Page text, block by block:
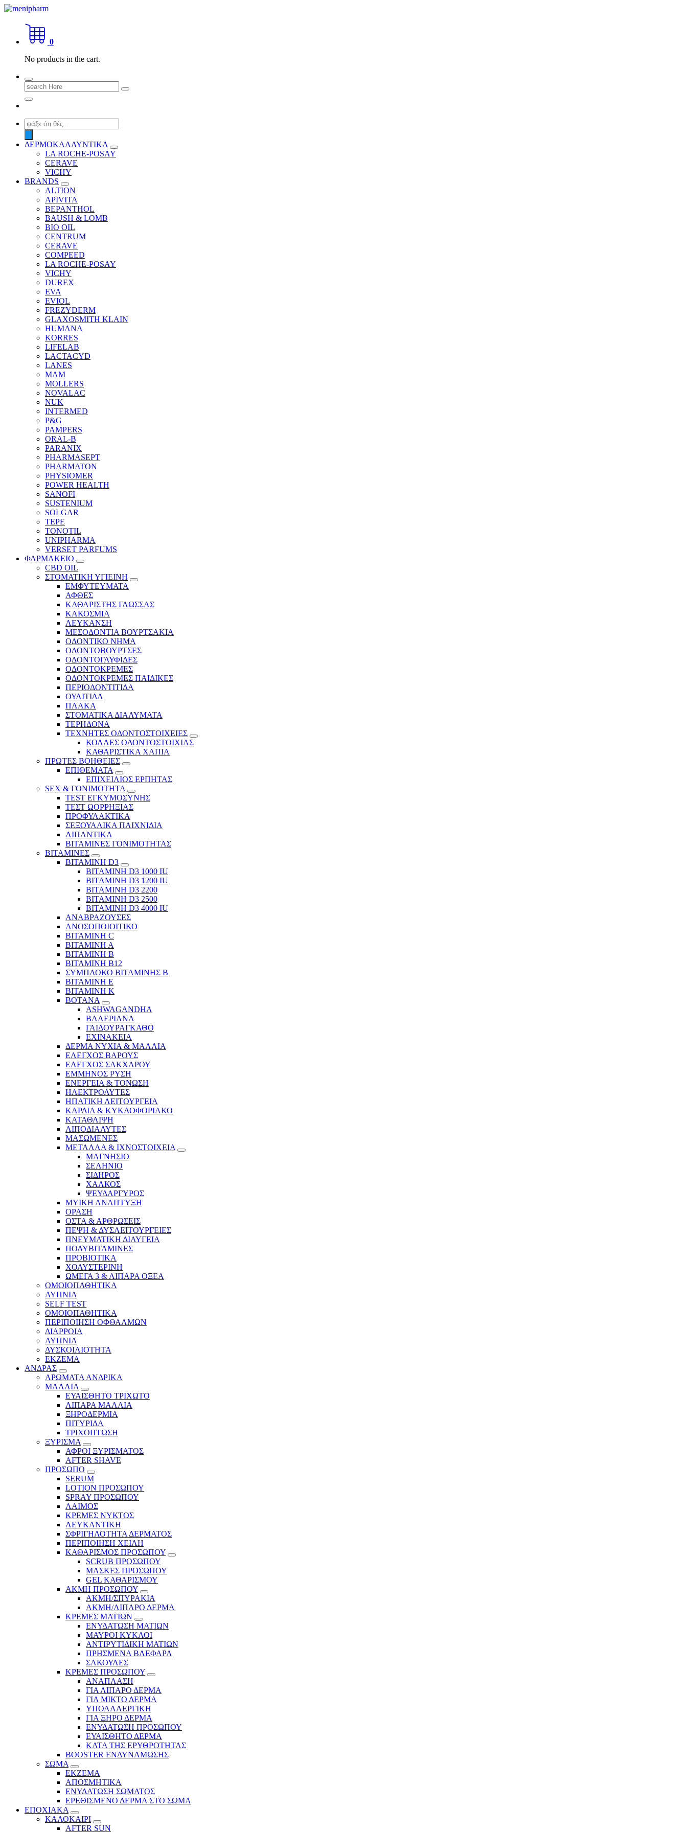
Skip
content
shop 2 easily
0
No products in the cart.
Search
for:
Products
search
ΔΕΡΜΟΚΑΛΛΥΝΤΙΚΑ
LA ROCHE-POSAY
CERAVE
VICHY
BRANDS
ALTION
APIVITA
BEPANTHOL
BAUSH & LOMB
BIO OIL
CENTRUM
CERAVE
COMPEED
LA ROCHE-POSAY
VICHY
DUREX
EVA
EVIOL
FREZYDERM
GLAXOSMITH KLAIN
HUMANA
KORRES
LIFELAB
LACTACYD
LANES
MAM
MOLLERS
NOVALAC
NUK
INTERMED
P&G
PAMPERS
ORAL-B
PARANIX
PHARMASEPT
PHARMATON
PHYSIOMER
POWER HEALTH
SANOFI
SUSTENIUM
SOLGAR
TEPE
TONOTIL
UNIPHARMA
VERSET PARFUMS
ΦΑΡΜΑΚΕΙΟ
CBD OIL
ΣΤΟΜΑΤΙΚΗ ΥΓΙΕΙΝΗ
ΕΜΦΥΤΕΥΜΑΤΑ
ΑΦΘΕΣ
ΚΑΘΑΡΙΣΤΗΣ ΓΛΩΣΣΑΣ
ΚΑΚΟΣΜΙΑ
ΛΕΥΚΑΝΣΗ
ΜΕΣΟΔΟΝΤΙΑ ΒΟΥΡΤΣΑΚΙΑ
ΟΔΟΝΤΙΚΟ ΝΗΜΑ
ΟΔΟΝΤΟΒΟΥΡΤΣΕΣ
ΟΔΟΝΤΟΓΛΥΦΙΔΕΣ
ΟΔΟΝΤΟΚΡΕΜΕΣ
ΟΔΟΝΤΟΚΡΕΜΕΣ ΠΑΙΔΙΚΕΣ
ΠΕΡΙΟΔΟΝΤΙΤΙΔΑ
ΟΥΛΙΤΙΔΑ
ΠΛΑΚΑ
ΣΤΟΜΑΤΙΚΑ ΔΙΑΛΥΜΑΤΑ
ΤΕΡΗΔΟΝΑ
ΤΕΧΝΗΤΕΣ ΟΔΟΝΤΟΣΤΟΙΧΕΙΕΣ
ΚΟΛΛΕΣ ΟΔΟΝΤΟΣΤΟΙΧΙΑΣ
ΚΑΘΑΡΙΣΤΙΚΑ ΧΑΠΙΑ
ΠΡΩΤΕΣ ΒΟΗΘΕΙΕΣ
ΕΠΙΘΕΜΑΤΑ
ΕΠΙΧΕΙΛΙΟΣ ΕΡΠΗΤΑΣ
SEX & ΓΟΝΙΜΟΤΗΤΑ
TEST ΕΓΚΥΜΟΣΥΝΗΣ
ΤΕΣΤ ΩΟΡΡΗΞΙΑΣ
ΠΡΟΦΥΛΑΚΤΙΚΑ
ΣΕΞΟΥΑΛΙΚΑ ΠΑΙΧΝΙΔΙΑ
ΛΙΠΑΝΤΙΚΑ
ΒΙΤΑΜΙΝΕΣ ΓΟΝΙΜΟΤΗΤΑΣ
ΒΙΤΑΜΙΝΕΣ
ΒΙΤΑΜΙΝΗ D3
ΒΙΤΑΜΙΝΗ D3 1000 IU
ΒΙΤΑΜΙΝΗ D3 1200 IU
ΒΙΤΑΜΙΝΗ D3 2200
ΒΙΤΑΜΙΝΗ D3 2500
BITAMINH D3 4000 IU
ΑΝΑΒΡΑΖΟΥΣΕΣ
ΑΝΟΣΟΠΟΙΟΙΤΙΚΟ
ΒΙΤΑΜΙΝΗ C
ΒΙΤΑΜΙΝΗ Α
ΒΙΤΑΜΙΝΗ Β
ΒΙΤΑΜΙΝΗ Β12
ΣΥΜΠΛΟΚΟ ΒΙΤΑΜΙΝΗΣ Β
ΒΙΤΑΜΙΝΗ Ε
ΒΙΤΑΜΙΝΗ Κ
ΒΟΤΑΝΑ
ASHWAGANDHA
ΒΑΛΕΡΙΑΝΑ
ΓΑΙΔΟΥΡΑΓΚΑΘΟ
ΕΧΙΝΑΚΕΙΑ
ΔΕΡΜΑ ΝΥΧΙΑ & ΜΑΛΛΙΑ
ΕΛΕΓΧΟΣ ΒΑΡΟΥΣ
ΕΛΕΓΧΟΣ ΣΑΚΧΑΡΟΥ
ΕΜΜΗΝΟΣ ΡΥΣΗ
ΕΝΕΡΓΕΙΑ & ΤΟΝΩΣΗ
ΗΛΕΚΤΡΟΛΥΤΕΣ
ΗΠΑΤΙΚΗ ΛΕΙΤΟΥΡΓΕΙΑ
ΚΑΡΔΙΑ & ΚΥΚΛΟΦΟΡΙΑΚΟ
ΚΑΤΑΘΛΙΨΗ
ΛΙΠΟΔΙΑΛΥΤΕΣ
ΜΑΣΩΜΕΝΕΣ
ΜΕΤΑΛΛΑ & ΙΧΝΟΣΤΟΙΧΕΙΑ
ΜΑΓΝΗΣΙΟ
ΣΕΛΗΝΙΟ
ΣΙΔΗΡΟΣ
ΧΑΛΚΟΣ
ΨΕΥΔΑΡΓΥΡΟΣ
ΜΥΙΚΗ ΑΝΑΠΤΥΞΗ
ΟΡΑΣΗ
ΟΣΤΑ & ΑΡΘΡΩΣΕΙΣ
ΠΕΨΗ & ΔΥΣΛΕΙΤΟΥΡΓΕΙΕΣ
ΠΝΕΥΜΑΤΙΚΗ ΔΙΑΥΓΕΙΑ
ΠΟΛΥΒΙΤΑΜΙΝΕΣ
ΠΡΟΒΙΟΤΙΚΑ
ΧΟΛΥΣΤΕΡΙΝΗ
ΩΜΕΓΑ 3 & ΛΙΠΑΡΑ ΟΞΕΑ
ΟΜΟΙΟΠΑΘΗΤΙΚΑ
ΑΥΠΝΙΑ
SELF TEST
ΟΜΟΙΟΠΑΘΗΤΙΚΑ
ΠΕΡΙΠΟΙΗΣΗ ΟΦΘΑΛΜΩΝ
ΔΙΑΡΡΟΙΑ
ΑΥΠΝΙΑ
ΔΥΣΚΟΙΛΙΟΤΗΤΑ
ΕΚΖΕΜΑ
ΑΝΔΡΑΣ
ΑΡΩΜΑΤΑ ΑΝΔΡΙΚΑ
ΜΑΛΛΙΑ
ΕΥΑΙΣΘΗΤΟ ΤΡΙΧΩΤΟ
ΛΙΠΑΡΑ ΜΑΛΛΙΑ
ΞΗΡΟΔΕΡΜΙΑ
ΠΙΤΥΡΙΔΑ
ΤΡΙΧΟΠΤΩΣΗ
ΞΥΡΙΣΜΑ
ΑΦΡΟΙ ΞΥΡΙΣΜΑΤΟΣ
AFTER SHAVE
ΠΡΟΣΩΠΟ
SERUM
LOTION ΠΡΟΣΩΠΟΥ
SPRAY ΠΡΟΣΩΠΟΥ
ΛΑΙΜΟΣ
ΚΡΕΜΕΣ ΝΥΚΤΟΣ
ΛΕΥΚΑΝΤΙΚΗ
ΣΦΡΙΓΗΛΟΤΗΤΑ ΔΕΡΜΑΤΟΣ
ΠΕΡΙΠΟΙΗΣΗ ΧΕΙΛΗ
ΚΑΘΑΡΙΣΜΟΣ ΠΡΟΣΩΠΟΥ
SCRUB ΠΡΟΣΩΠΟΥ
ΜΑΣΚΕΣ ΠΡΟΣΩΠΟΥ
GEL ΚΑΘΑΡΙΣΜΟΥ
ΑΚΜΗ ΠΡΟΣΩΠΟΥ
ΑΚΜΗ/ΣΠΥΡΑΚΙΑ
ΑΚΜΗ/ΛΙΠΑΡΟ ΔΕΡΜΑ
ΚΡΕΜΕΣ ΜΑΤΙΩΝ
ΕΝΥΔΑΤΩΣΗ ΜΑΤΙΩΝ
ΜΑΥΡΟΙ ΚΥΚΛΟΙ
ΑΝΤΙΡΥΤΙΔΙΚΗ ΜΑΤΙΩΝ
ΠΡΗΣΜΕΝΑ ΒΛΕΦΑΡΑ
ΣΑΚΟΥΛΕΣ
ΚΡΕΜΕΣ ΠΡΟΣΩΠΟΥ
ΑΝΑΠΛΑΣΗ
ΓΙΑ ΛΙΠΑΡΟ ΔΕΡΜΑ
ΓΙΑ ΜΙΚΤΟ ΔΕΡΜΑ
ΥΠΟΑΛΛΕΡΓΙΚΗ
ΓΙΑ ΞΗΡΟ ΔΕΡΜΑ
ΕΝΥΔΑΤΩΣΗ ΠΡΟΣΩΠΟΥ
ΕΥΑΙΣΘΗΤΟ ΔΕΡΜΑ
ΚΑΤΑ ΤΗΣ ΕΡΥΘΡΟΤΗΤΑΣ
BOOSTER ΕΝΔΥΝΑΜΩΣΗΣ
ΣΩΜΑ
ΕΚΖΕΜΑ
ΑΠΟΣΜΗΤΙΚΑ
ΕΝΥΔΑΤΩΣΗ ΣΩΜΑΤΟΣ
ΕΡΕΘΙΣΜΕΝΟ ΔΕΡΜΑ ΣΤΟ ΣΩΜΑ
ΕΠΟΧΙΑΚΑ
ΚΑΛΟΚΑΙΡΙ
AFTER SUN